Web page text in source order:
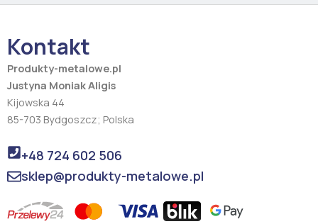
b
k
a
a
m
Kontakt
Produkty-metalowe.pl
Justyna Moniak Aligis
Kijowska 44
85-703 Bydgoszcz; Polska
+48 724 602 506
sklep@produkty-metalowe.pl